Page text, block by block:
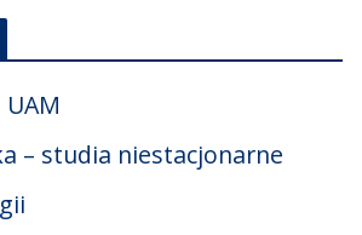
– studia niestacjonarne